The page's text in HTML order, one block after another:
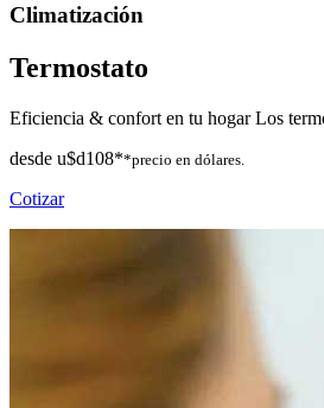
Climatización
Termostato
Eficiencia & confort en tu hogar Los
desde u$d108**precio en dólares.
Cotizar